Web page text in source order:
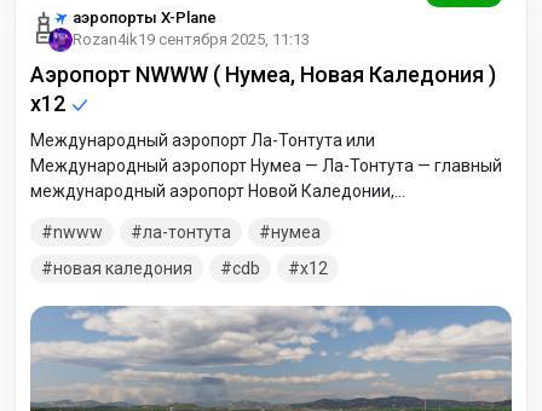
аэропорты X-Plane
Rozan4ik19 сентября 2025, 11:13
Аэропорт NWWW ( Нумеа, Новая Каледония )
x12
Международный аэропорт Ла-Тонтута или
Международный аэропорт Нумеа — Ла-Тонтута — главный
международный аэропорт Новой Каледонии,
северо-западу от города Нумеа. Добавлены декали и
погодные эффекты на полигоны поверхностей
nwww ла-тонтута
нумеа
новая каледония
cdb x12